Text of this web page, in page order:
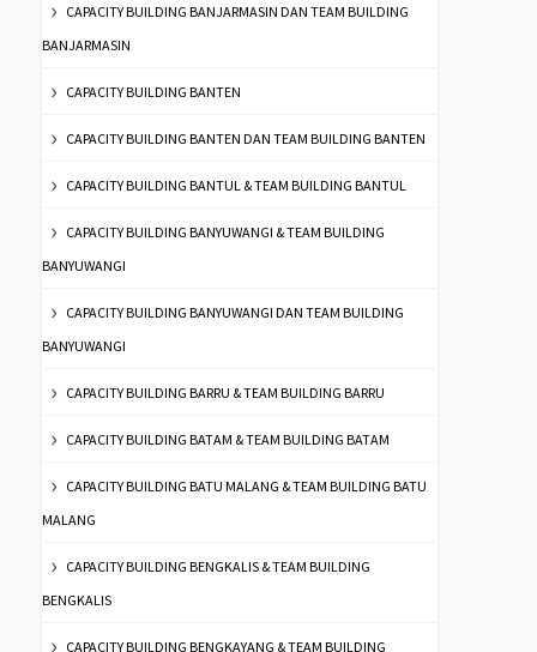
CAPACITY BUILDING BANJARMASIN DAN TEAM BUILDING
BANJARMASIN
CAPACITY BUILDING BANTEN
CAPACITY BUILDING BANTEN DAN TEAM BUILDING BANTEN
CAPACITY BUILDING BANTUL & TEAM BUILDING BANTUL
CAPACITY BUILDING BANYUWANGI & TEAM BUILDING
BANYUWANGI
CAPACITY BUILDING BANYUWANGI DAN TEAM BUILDING
BANYUWANGI
CAPACITY BUILDING BARRU & TEAM BUILDING BARRU
CAPACITY BUILDING BATAM & TEAM BUILDING BATAM
CAPACITY BUILDING BATU MALANG & TEAM BUILDING BATU
MALANG
CAPACITY BUILDING BENGKALIS & TEAM BUILDING
BENGKALIS
CAPACITY BUILDING BENGKAYANG & TEAM BUILDING